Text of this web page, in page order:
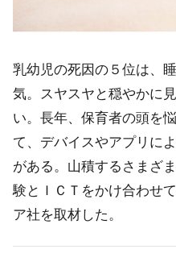
乳幼児の死因の５位は、
気。スヤスヤと穏やかに
い。長年、保育者の頭を
て、デバイスやアプリに
がある。山積するさまざ
験とＩＣＴをかけ合わせ
ア社を取材した。